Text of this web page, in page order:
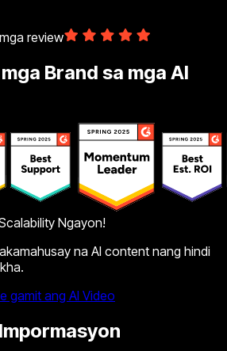
review
Brand sa mga AI
Ngayon!
na AI content nang hindi
gamit ang AI Video